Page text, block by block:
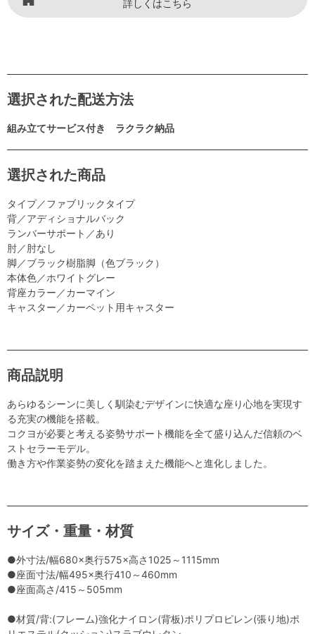
詳しくはこちら
選択された配送方法
組み立てサービス付き ラクラク納品
選択された商品
タイプ／ファブリックタイプ
背／アディショナルバック
ランバーサポート／あり
肘／肘なし
脚／ブラック樹脂脚（色ブラック）
本体色／ホワイトグレー
背座カラー／カーマイン
キャスター／カーペット用キャスター
商品説明
あらゆるシーンに美しく馴染むデザインに快適な座り心地を実現す
る充実の機能を搭載。
コクヨが必要と考える姿勢サポート機能を全て盛り込んだ信頼のベ
ストセラーモデル。
働き方や作業姿勢の変化を踏まえた機能へと進化しました。
サイズ・重量・材質
●外寸法/幅680×奥行575×高さ1025～1115mm
●座面寸法/幅495×奥行410～460mm
●座面高さ/415～505mm
●材質/背:(フレーム)強化ナイロン(背板)ポリプロピレン(張り地)ポ